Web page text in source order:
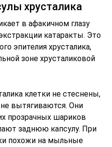
хрусталика
в афакичном глазу
катаракты. Это
эпителия хрусталика,
зоне хрусталиковой
клетки не стеснены,
вытягиваются. Они
прозрачных шариков
заднюю капсулу. При
похожи на мыльные